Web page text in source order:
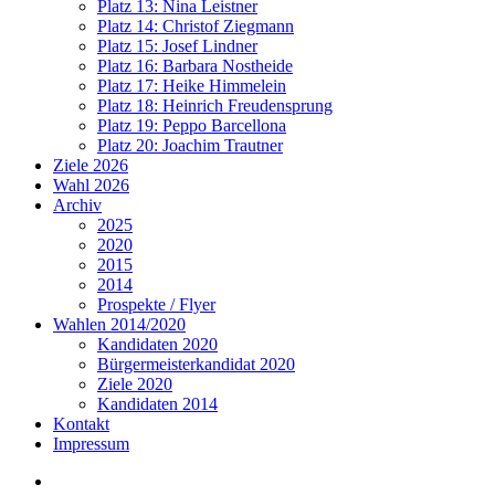
Platz 13: Nina Leistner
Platz 14: Christof Ziegmann
Platz 15: Josef Lindner
Platz 16: Barbara Nostheide
Platz 17: Heike Himmelein
Platz 18: Heinrich Freudensprung
Platz 19: Peppo Barcellona
Platz 20: Joachim Trautner
Ziele 2026
Wahl 2026
Archiv
2025
2020
2015
2014
Prospekte / Flyer
Wahlen 2014/2020
Kandidaten 2020
Bürgermeisterkandidat 2020
Ziele 2020
Kandidaten 2014
Kontakt
Impressum